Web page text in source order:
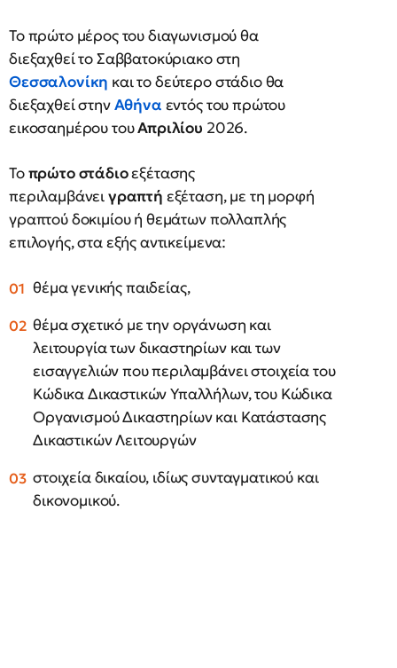
Το πρώτο μέρος του διαγωνισμού θα
διεξαχθεί το Σαββατοκύριακο στη
Θεσσαλονίκη και το δεύτερο στάδιο θα
διεξαχθεί στηνΑθήνα εντός του πρώτου
εικοσαημέρου τουΑπριλίου 2026.
Τοπρώτο στάδιοεξέτασης
περιλαμβάνειγραπτή εξέταση, με τη μορφή
γραπτού δοκιμίου ή θεμάτων πολλαπλής
επιλογής, στα εξής αντικείμενα:
θέμα γενικής παιδείας,
θέμα σχετικό με την οργάνωση και
λειτουργία των δικαστηρίων και των
εισαγγελιών που περιλαμβάνει στοιχεία του
Κώδικα Δικαστικών Υπαλλήλων, του Κώδικα
Οργανισμού Δικαστηρίων και Κατάστασης
Δικαστικών Λειτουργών
στοιχεία δικαίου, ιδίως συνταγματικού και
δικονομικού.